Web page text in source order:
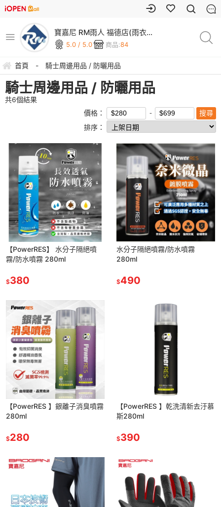
寶嘉尼 RM雨人 福德店(雨衣 /
雨傘 / 安全帽 專賣店)
5.0 / 5.0 商品:84
首頁 - 騎士周邊用品 / 防曬用品
騎士周邊用品 / 防曬用品
共6個結果
價格：
排序：
【PowerRES】 水分子隔絕噴
霧/防水噴霧 280ml
$380
水分子隔絕噴霧/防水噴霧
280ml
$490
【PowerRES 】銀離子消臭噴霧
280ml
$280
【PowerRES 】乾洗清新去汙慕
斯280ml
$390